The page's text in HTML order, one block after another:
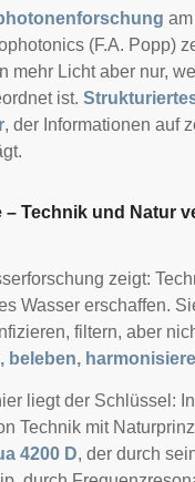
(F.A. Popp)
mehr Licht aber nur,
ist.
, der Informationen auf
– Technik und Natur
zeigt:
Wasser erschaffen.
filtern, aber
beleben,
liegt der Schlüssel:
Technik mit
4200 D, der durch